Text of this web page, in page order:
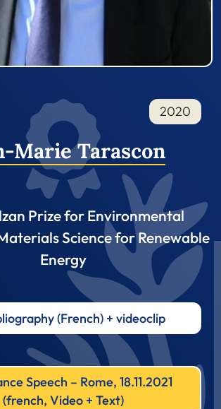
2020
Marie Tarascon
Prize for Environmental
Science for Renewable
Energy
(French) + videoclip
Speech – Rome, 18.11.2021
(french, Video + Text)